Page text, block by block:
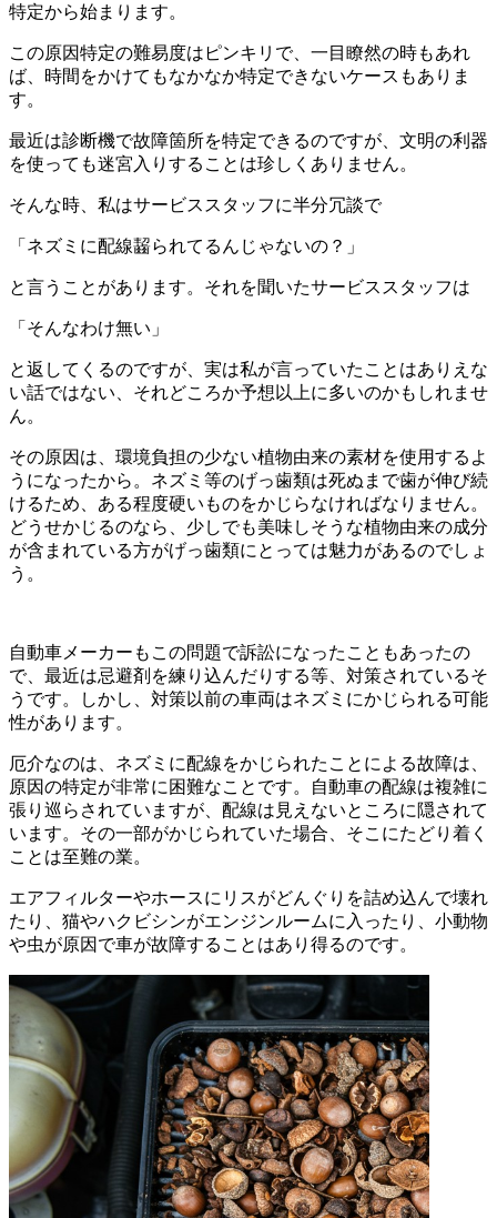
特定から始まります。
この原因特定の難易度はピンキリで、一目瞭然の時もあれ
ば、時間をかけてもなかなか特定できないケースもありま
す。
最近は診断機で故障箇所を特定できるのですが、文明の利器
を使っても迷宮入りすることは珍しくありません。
そんな時、私はサービススタッフに半分冗談で
「ネズミに配線齧られてるんじゃないの？」
と言うことがあります。それを聞いたサービススタッフは
「そんなわけ無い」
と返してくるのですが、実は私が言っていたことはありえな
い話ではない、それどころか予想以上に多いのかもしれませ
ん。
その原因は、環境負担の少ない植物由来の素材を使用するよ
うになったから。ネズミ等のげっ歯類は死ぬまで歯が伸び続
けるため、ある程度硬いものをかじらなければなりません。
どうせかじるのなら、少しでも美味しそうな植物由来の成分
が含まれている方がげっ歯類にとっては魅力があるのでしょ
う。
自動車メーカーもこの問題で訴訟になったこともあったの
で、最近は忌避剤を練り込んだりする等、対策されているそ
うです。しかし、対策以前の車両はネズミにかじられる可能
性があります。
厄介なのは、ネズミに配線をかじられたことによる故障は、
原因の特定が非常に困難なことです。自動車の配線は複雑に
張り巡らされていますが、配線は見えないところに隠されて
います。その一部がかじられていた場合、そこにたどり着く
ことは至難の業。
エアフィルターやホースにリスがどんぐりを詰め込んで壊れ
たり、猫やハクビシンがエンジンルームに入ったり、小動物
や虫が原因で車が故障することはあり得るのです。